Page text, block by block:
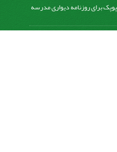
برای روزنامه دیواری مدرسه